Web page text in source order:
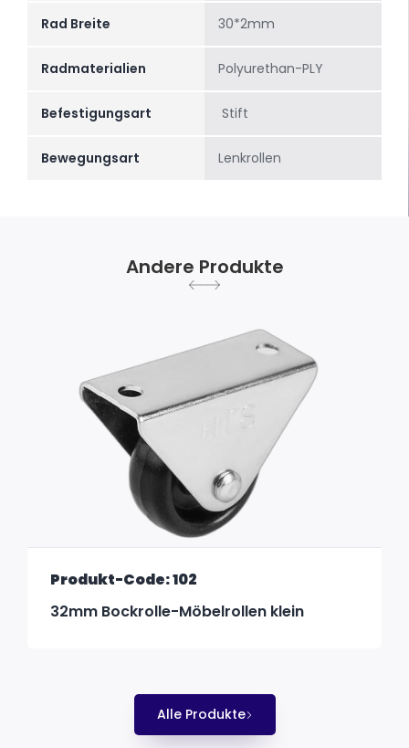
Rad Breite 30*2mm
Radmaterialien Polyurethan-PLY
Befestigungsart Stift
Bewegungsart Lenkrollen
Andere Produkte
Produkt-Code: 102
32mm Bockrolle-Möbelrollen klein
Alle Produkte